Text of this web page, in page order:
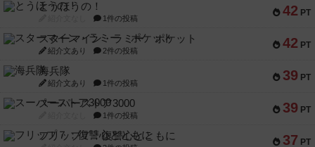
42 PT
とうほうの！
1件の投稿
42 PT
スターマイン・ラミー ポケット
紹介文あり 2件の投稿
39 PT
海兵隊
紹介文あり 1件の投稿
39 PT
スーパーストア3000
1件の投稿
37 PT
フリップ７：復讐心とともに